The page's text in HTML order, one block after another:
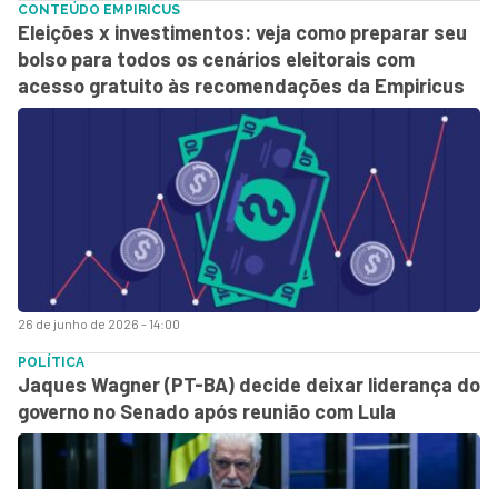
26 de junho de 2026 - 14:00
CONTEÚDO EMPIRICUS
Eleições x investimentos: veja como preparar seu
bolso para todos os cenários eleitorais com
acesso gratuito às recomendações da Empiricus
POLÍTICA
Jaques Wagner (PT-BA) decide deixar liderança do
governo no Senado após reunião com Lula